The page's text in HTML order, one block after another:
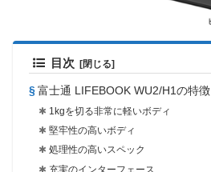
目次
富士通 LIFEBOOK WU2/H1の特徴
1kgを切る非常に軽いボディ
堅牢性の高いボディ
処理性の高いスペック
充実のインターフェース